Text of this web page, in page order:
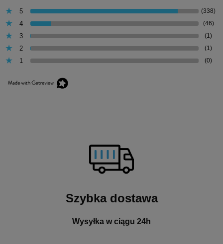
5 (338)
4 (46)
3 (1)
2 (1)
1 (0)
Szybka dostawa
Wysyłka w ciągu 24h